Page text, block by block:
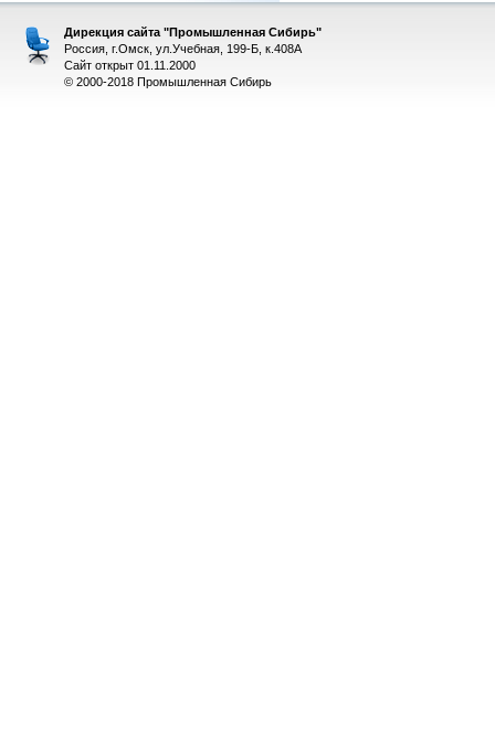
Дирекция сайта "Промышленная Сибирь"
Россия, г.Омск, ул.Учебная, 199-Б, к.408А
Сайт открыт 01.11.2000
© 2000-2018 Промышленная Сибирь